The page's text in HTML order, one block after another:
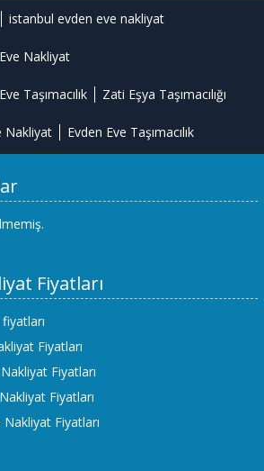
istanbul evden eve nakliyat
Nakliyat
Taşımacılık Zati Eşya Taşımacılığı
Nakliyat Evden Eve Taşımacılık
Fiyatları
Fiyatları
Fiyatları
Fiyatları
Fiyatları